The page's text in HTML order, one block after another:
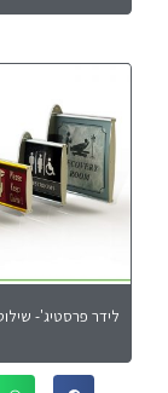
לידר פרסטיג'-